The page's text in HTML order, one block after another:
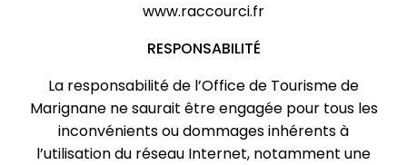
www.raccourci.fr
RESPONSABILITÉ
La responsabilité de l’Office de Tourisme de
Marignane ne saurait être engagée pour tous les
inconvénients ou dommages inhérents à
l’utilisation du réseau Internet, notamment une